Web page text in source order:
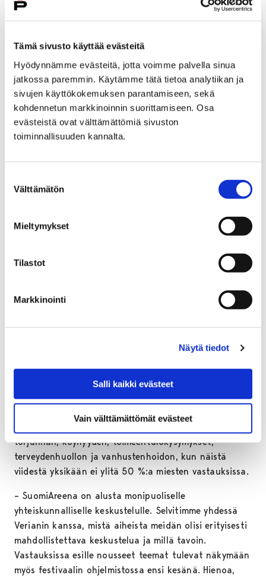
Tämä sivusto käyttää evästeitä
Hyödynnämme evästeitä, jotta voimme palvella sinua
jatkossa paremmin. Käytämme tätä tietoa analytiikan ja
sivujen käyttökokemuksen parantamiseen, sekä
kohdennetun markkinoinnin suorittamiseen. Osa
evästeistä ovat välttämättömiä sivuston
toiminnallisuuden kannalta.
valinta
Välttämätön
Mieltymykset
Tilastot
Markkinointi
Näytä tiedot
Salli kaikki evästeet
Vain välttämättömät evästeet
tieteentekijät. Naiset kokevat keskimäärin useamman
Julkiseen keskusteluun vastaajat toivovat enemmän
71 % vastaajasta, asiallista käytöstä 66 % vastaajista.
Kaksi viidestä odottaa näkevänsä ja kuulevansa
enemmän positiivisuutta ja kriittisyyttä. Peränpitäjiksi
jäävät voimakkaat tunteet, ylevät teemat ja
räväkkyys.
Tutkimuksessa kysyimme, mitä asioita presidentin tulisi
pitää esillä julkisessa keskustelussa oman
presidentiltä toivottavista teemoista olivat
rikollisuuden torjunta (52 % vastaajista), köyhyys (45
vastaajista), talouspolitiikka (44 % vastaajista),
(43 % vastaajista). Presidentillisen aihelistan hännille
jäivät seksuaalisuuteen liittyvät asiat, avioliitto ja
huippu-urheilu.
Naiset toivovat seuraavan presidentin kannanottoja
merkittävästi useampaan teemaan kuin miehet.
Esimerkiksi vanhustenhoitoa toivoo presidentin pitävän
esillä julkisessa keskustelussa naisista 55 % ja
miehistä 31 %, sosiaalityötä naisista 30 % ja miehistä
torjunnan, köyhyyden, toimeentulokysymykset,
terveydenhuollon ja vanhustenhoidon, kun näistä
viidestä yksikään ei ylitä 50 %:a miesten vastauksissa.
– SuomiAreena on alusta monipuoliselle
yhteiskunnalliselle keskustelulle. Selvitimme yhdessä
Verianin kanssa, mistä aiheista meidän olisi erityisesti
mahdollistettava keskustelua ja millä tavoin.
Vastauksissa esille nousseet teemat tulevat näkymään
myös festivaalin ohjelmistossa ensi kesänä. Hienoa,